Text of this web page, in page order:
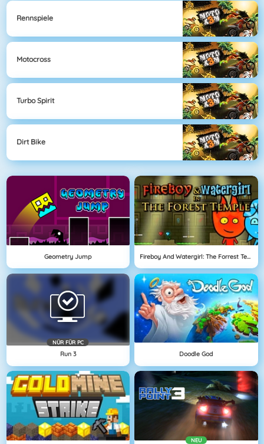
Rennspiele
Motocross
Turbo Spirit
Dirt Bike
Geometry Jump Fireboy And Watergirl: The Forrest Temple
NÜR FÜR PC
Run 3 Doodle God
NEU